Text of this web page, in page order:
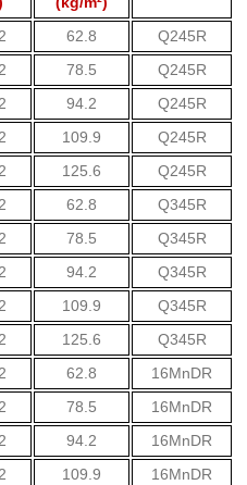
62.8
Q245R
78.5
Q245R
94.2
Q245R
109.9
Q245R
125.6
Q245R
62.8
Q345R
78.5
Q345R
94.2
Q345R
109.9
Q345R
125.6
Q345R
62.8
16MnDR
78.5
16MnDR
94.2
16MnDR
109.9
16MnDR